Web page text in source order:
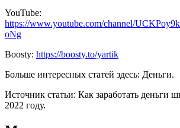
YouTube:
https://www.youtube.com/channel/
oNg
Boosty: https://boosty.to/yartik
Больше интересных статей здесь: Деньги.
Источник статьи: Как заработать деньги
2022 году.